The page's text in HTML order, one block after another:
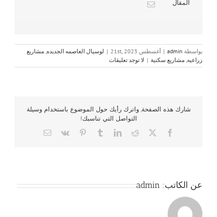
المقال
بواسطة admin
| أغسطس 21st, 2023 | لوسيال العاصمه الجديده, مشاريع
زراعيه, مشاريع سكنية | لا توجد تعليقات
شارك هذه الصفحة, واترك رأيك حول الموضوع باستخدام وسيلة
التواصل التي تناسبك!
Facebook
X
Reddit
LinkedIn
Tumblr
Pinterest
Vk
Email
عن الكاتب: admin